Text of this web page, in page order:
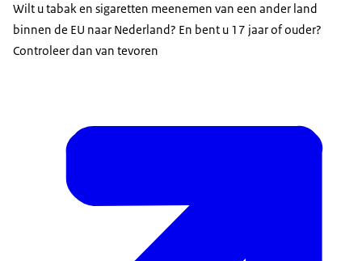
Wilt u tabak en sigaretten meenemen van een ander land
binnen de EU naar Nederland? En bent u 17 jaar of ouder?
Controleer dan van tevoren